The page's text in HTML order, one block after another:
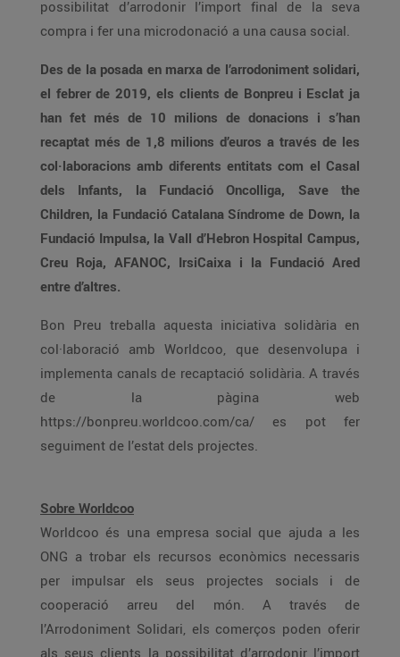
possibilitat d’arrodonir l’import final de la seva
compra i fer una microdonació a una causa social.
Des de la posada en marxa de l’arrodoniment solidari,
el febrer de 2019, els clients de Bonpreu i Esclat ja
han fet més de 10 milions de donacions i s’han
recaptat més de 1,8 milions d’euros a través de les
col·laboracions amb diferents entitats com el Casal
dels Infants, la Fundació Oncolliga, Save the
Children, la Fundació Catalana Síndrome de Down, la
Fundació Impulsa, la Vall d’Hebron Hospital Campus,
Creu Roja, AFANOC, IrsiCaixa i la Fundació Ared
entre d’altres.
Bon Preu treballa aquesta iniciativa solidària en
col·laboració amb Worldcoo, que desenvolupa i
implementa canals de recaptació solidària. A través
de la pàgina web
https://bonpreu.worldcoo.com/ca/ es pot fer
seguiment de l’estat dels projectes.
Sobre Worldcoo
Worldcoo és una empresa social que ajuda a les
ONG a trobar els recursos econòmics necessaris
per impulsar els seus projectes socials i de
cooperació arreu del món. A través de
l’Arrodoniment Solidari, els comerços poden oferir
als seus clients la possibilitat d’arrodonir l’import